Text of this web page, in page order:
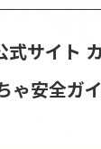
式サイト
ゃ安全ガ